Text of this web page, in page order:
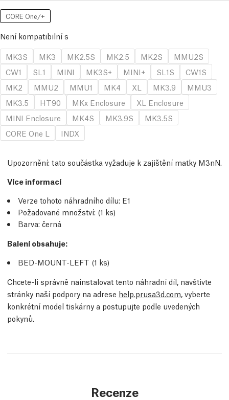
CORE One/+
Není kompatibilní s
MK3S
MK3 MK2.5S MK2.5 MK2S
MMU2S
CW1
SL1 MINI MK3S+ MINI+ SL1S
CW1S
MK2
MMU2 MMU1 MK4 XL MK3.9
MMU3
MK3.5
HT90 MKx Enclosure
XL Enclosure
MINI Enclosure
MK4S MK3.9S
MK3.5S
CORE One L
INDX
Upozornění: tato součástka vyžaduje k zajištění matky M3nN.
Více informací
Verze tohoto náhradního dílu: E1
Požadované množství: (1 ks)
Barva: černá
Balení obsahuje:
BED-MOUNT-LEFT (1 ks)
Chcete-li správně nainstalovat tento náhradní díl, navštivte
stránky naší podpory na adrese help.prusa3d.com, vyberte
konkrétní model tiskárny a postupujte podle uvedených
pokynů.
Recenze